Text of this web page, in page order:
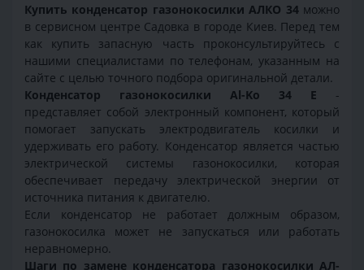
Купить конденсатор газонокосилки АЛКО 34можно
в сервисном центре Садовка в городе Киев. Перед тем
как купить запасную часть проконсультируйтесь с
нашими специалистами по телефонам, указанным на
сайте с целью точного подбора оригинальной детали.
Конденсатор газонокосилки Al-Ko 34 E -
представляет собой электронный компонент, который
помогает запускать электродвигатель косилки и
удерживать его работу. Конденсатор является частью
электрической системы газонокосилки, которая
обеспечивает передачу электрической энергии от
источника питания к двигателю.
Если конденсатор не работает должным образом,
газонокосилка может не запускаться или работать
неравномерно.
Шаги по замене конденсатора газонокосилки АЛ-